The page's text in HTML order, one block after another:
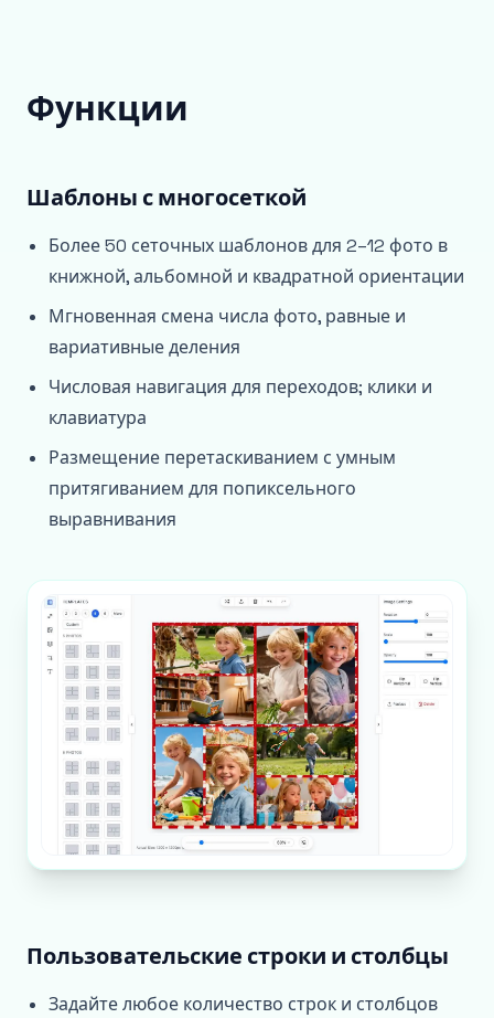
Функции
Шаблоны с многосеткой
Более 50 сеточных шаблонов для 2–12 фото в
книжной, альбомной и квадратной ориентации
Мгновенная смена числа фото, равные и
вариативные деления
Числовая навигация для переходов; клики и
клавиатура
Размещение перетаскиванием с умным
притягиванием для попиксельного
выравнивания
Пользовательские строки и столбцы
Задайте любое количество строк и столбцов